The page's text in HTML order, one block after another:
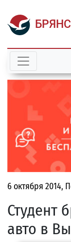
6 октября 2014,
Студент
авто в